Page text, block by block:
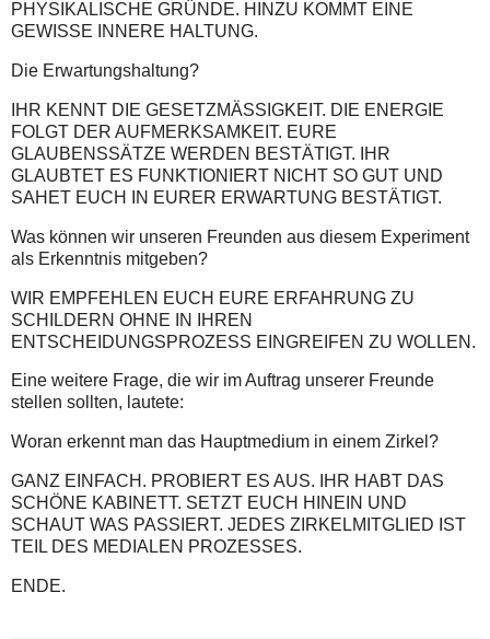
PHYSIKALISCHE GRÜNDE. HINZU KOMMT EINE
GEWISSE INNERE HALTUNG.
Die Erwartungshaltung?
IHR KENNT DIE GESETZMÄSSIGKEIT. DIE ENERGIE
FOLGT DER AUFMERKSAMKEIT. EURE
GLAUBENSSÄTZE WERDEN BESTÄTIGT. IHR
GLAUBTET ES FUNKTIONIERT NICHT SO GUT UND
SAHET EUCH IN EURER ERWARTUNG BESTÄTIGT.
Was können wir unseren Freunden aus diesem Experiment
als Erkenntnis mitgeben?
WIR EMPFEHLEN EUCH EURE ERFAHRUNG ZU
SCHILDERN OHNE IN IHREN
ENTSCHEIDUNGSPROZESS EINGREIFEN ZU WOLLEN.
Eine weitere Frage, die wir im Auftrag unserer Freunde
stellen sollten, lautete:
Woran erkennt man das Hauptmedium in einem Zirkel?
GANZ EINFACH. PROBIERT ES AUS. IHR HABT DAS
SCHÖNE KABINETT. SETZT EUCH HINEIN UND
SCHAUT WAS PASSIERT. JEDES ZIRKELMITGLIED IST
TEIL DES MEDIALEN PROZESSES.
ENDE.